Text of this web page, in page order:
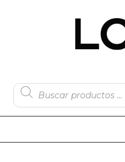
de
productos